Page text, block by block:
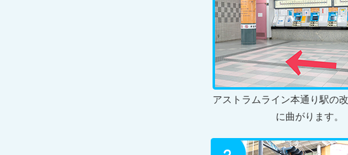
アストラムライン本通り駅の
に曲がります。